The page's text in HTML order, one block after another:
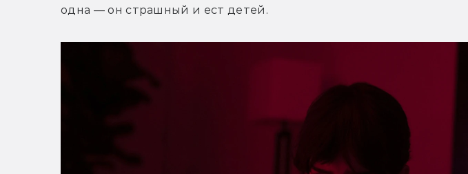
одна — он страшный и ест детей.